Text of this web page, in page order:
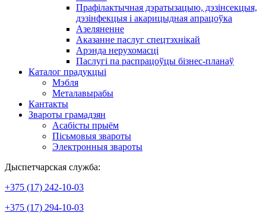
Прафілактычная дэратызацыю, дэзiнсекцыя,
дэзінфекцыя і акарицыдная апрацоўка
Азеляненне
Аказанне паслуг спецтэхнікай
Арэнда нерухомасці
Паслугі па распрацоўцы бізнес-планаў
Каталог прадукцыі
Мэбля
Металавырабы
Кантакты
Звароты грамадзян
Асабісты прыём
Пісьмовыя звароты
Электронныя звароты
Дыспетчарская служба:
+375 (17) 242-10-03
+375 (17) 294-10-03